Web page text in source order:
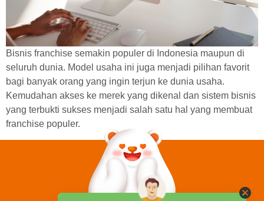
Bisnis franchise semakin populer di Indonesia maupun di
seluruh dunia. Model usaha ini juga menjadi pilihan favorit
bagi banyak orang yang ingin terjun ke dunia usaha.
Kemudahan akses ke merek yang dikenal dan sistem bisnis
yang terbukti sukses menjadi salah satu hal yang membuat
franchise populer.